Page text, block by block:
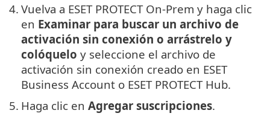
4. Vuelva a ESET PROTECT On-Prem y haga clic
en Examinar para buscar un archivo de
activación sin conexión o arrástrelo y
colóquelo y seleccione el archivo de
activación sin conexión creado en ESET
Business Account o ESET PROTECT Hub.
5. Haga clic en Agregar suscripciones.